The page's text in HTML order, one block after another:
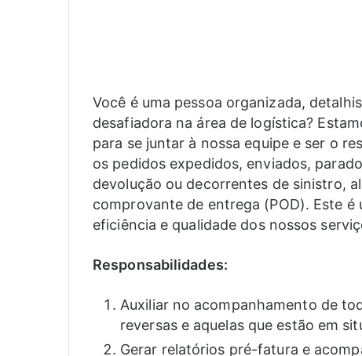
Você é uma pessoa organizada,
desafiadora na área de logística?
para se juntar à nossa equipe e ser o
os pedidos expedidos, enviados,
devolução ou decorrentes de sinistro,
comprovante de entrega (POD). Este
eficiência e qualidade dos nossos
Responsabilidades:
Auxiliar no acompanhamento de
reversas e aquelas que estão em
Gerar relatórios pré-fatura e